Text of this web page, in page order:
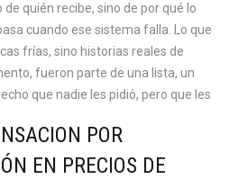
quién recibe, sino de por qué lo
cuando ese sistema falla. Lo que
frías, sino historias reales de
fueron parte de una lista, un
que nadie les pidió, pero que les
POR
EN PRECIOS DE